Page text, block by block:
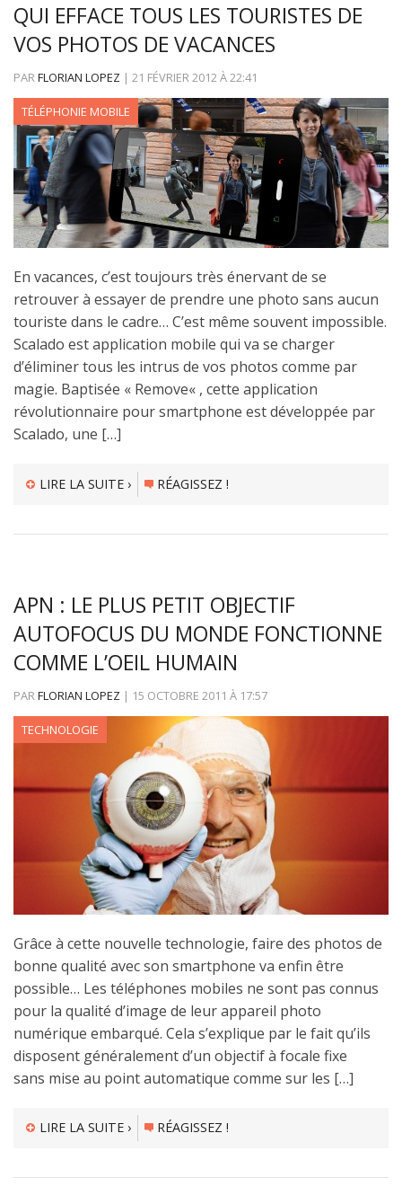
QUI EFFACE TOUS LES TOURISTES DE
VOS PHOTOS DE VACANCES
PARFLORIAN LOPEZ | 21 FÉVRIER 2012À22:41
TÉLÉPHONIE MOBILE
En vacances, c’est toujours très énervant de se
retrouver à essayer de prendre une photo sans aucun
touriste dans le cadre… C’est même souvent impossible.
Scalado est application mobile qui va se charger
d’éliminer tous les intrus de vos photos comme par
magie. Baptisée « Remove« , cette application
révolutionnaire pour smartphone est développée par
Scalado, une […]
LIRE LA SUITE › RÉAGISSEZ !
APN : LE PLUS PETIT OBJECTIF
AUTOFOCUS DU MONDE FONCTIONNE
COMME L’OEIL HUMAIN
PARFLORIAN LOPEZ | 15 OCTOBRE 2011 À 17:57
TECHNOLOGIE
Grâce à cette nouvelle technologie, faire des photos de
bonne qualité avec son smartphone va enfin être
possible… Les téléphones mobiles ne sont pas connus
pour la qualité d’image de leur appareil photo
numérique embarqué. Cela s’explique par le fait qu’ils
disposent généralement d’un objectif à focale fixe
sans mise au point automatique comme sur les […]
LIRE LA SUITE › RÉAGISSEZ !